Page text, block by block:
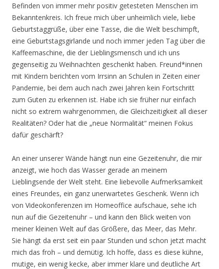
Befinden von immer mehr positiv getesteten Menschen im
Bekanntenkreis. Ich freue mich über unheimlich viele, liebe
Geburtstaggrüße, über eine Tasse, die die Welt beschimpft,
eine Geburtstagsgirlande und noch immer jeden Tag über die
Kaffeemaschine, die der Lieblingsmensch und ich uns
gegenseitig zu Weihnachten geschenkt haben. Freund*innen
mit Kindern berichten vom Irrsinn an Schulen in Zeiten einer
Pandemie, bei dem auch nach zwei Jahren kein Fortschritt
zum Guten zu erkennen ist. Habe ich sie früher nur einfach
nicht so extrem wahrgenommen, die Gleichzeitigkeit all dieser
Realitäten? Oder hat die „neue Normalität“ meinen Fokus
dafür geschärft?
An einer unserer Wände hängt nun eine Gezeitenuhr, die mir
anzeigt, wie hoch das Wasser gerade an meinem
Lieblingsende der Welt steht. Eine liebevolle Aufmerksamkeit
eines Freundes, ein ganz unerwartetes Geschenk. Wenn ich
von Videokonferenzen im Homeoffice aufschaue, sehe ich
nun auf die Gezeitenuhr – und kann den Blick weiten von
meiner kleinen Welt auf das Größere, das Meer, das Mehr.
Sie hängt da erst seit ein paar Stunden und schon jetzt macht
mich das froh – und demütig. Ich hoffe, dass es diese kühne,
mutige, ein wenig kecke, aber immer klare und deutliche Art